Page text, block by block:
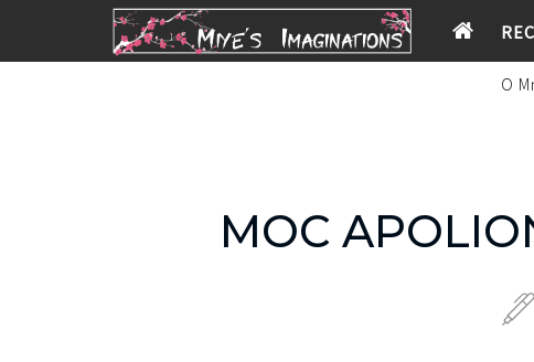
O
MOC